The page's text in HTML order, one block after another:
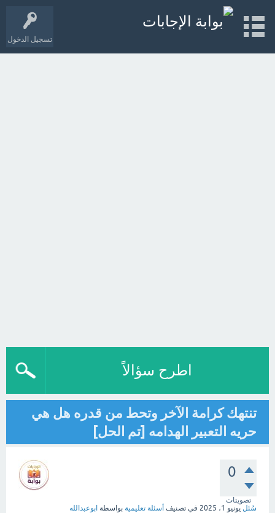
تسجيل الدخول
اطرح سؤالاً
تنتهك كرامة الآخر وتحط من قدره هل هي
حريه التعبير الهدامه [تم الحل]
0
تصويتات
سُئل يونيو 1، 2025 في تصنيف أسئلة تعليمية بواسطة ابوعبدالله